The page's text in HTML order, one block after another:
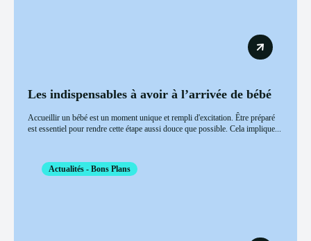
Les indispensables à avoir à l’arrivée de bébé
Accueillir un bébé est un moment unique et rempli d'excitation. Être préparé
est essentiel pour rendre cette étape aussi douce que possible. Cela implique...
Actualités - Bons Plans